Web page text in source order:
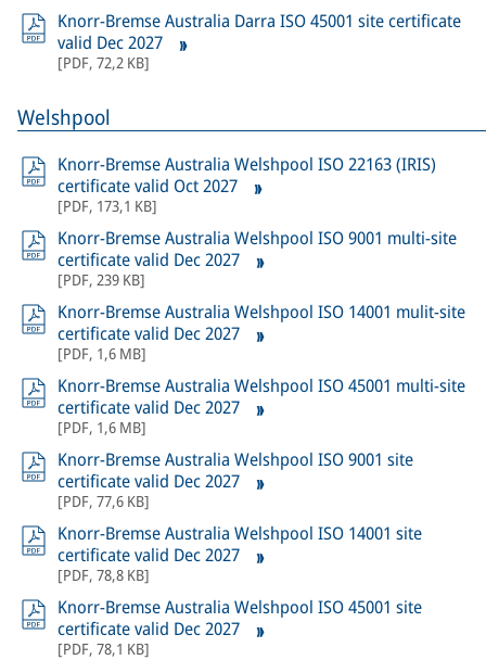
Knorr-Bremse Australia Darra ISO 45001 site certificate
valid Dec 2027
[PDF, 72,2 KB]
Welshpool
Knorr-Bremse Australia Welshpool ISO 22163 (IRIS)
certificate valid Oct 2027
[PDF, 173,1 KB]
Knorr-Bremse Australia Welshpool ISO 9001 multi-site
certificate valid Dec 2027
[PDF, 239 KB]
Knorr-Bremse Australia Welshpool ISO 14001 mulit-site
certificate valid Dec 2027
[PDF, 1,6 MB]
Knorr-Bremse Australia Welshpool ISO 45001 multi-site
certificate valid Dec 2027
[PDF, 1,6 MB]
Knorr-Bremse Australia Welshpool ISO 9001 site
certificate valid Dec 2027
[PDF, 77,6 KB]
Knorr-Bremse Australia Welshpool ISO 14001 site
certificate valid Dec 2027
[PDF, 78,8 KB]
Knorr-Bremse Australia Welshpool ISO 45001 site
certificate valid Dec 2027
[PDF, 78,1 KB]